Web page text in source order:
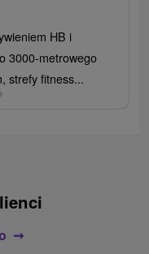
HB i
3000-metrowego
strefy fitness...